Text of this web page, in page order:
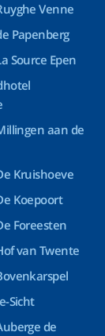
Venne
Papenberg
Source Epen
aan de
Kruishoeve
Koepoort
Foreesten
van Twente
Sicht
de